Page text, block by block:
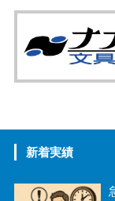
アクセサリー
美容・衛生用品
おもちゃ・ゲー
新着実績